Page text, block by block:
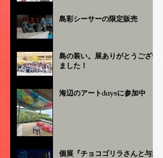
島彩シーサーの限定販売
島の装い。展ありがとうござい
ました！
海辺のアートdaysに参加中
個展『チョコゴリラさんと与那